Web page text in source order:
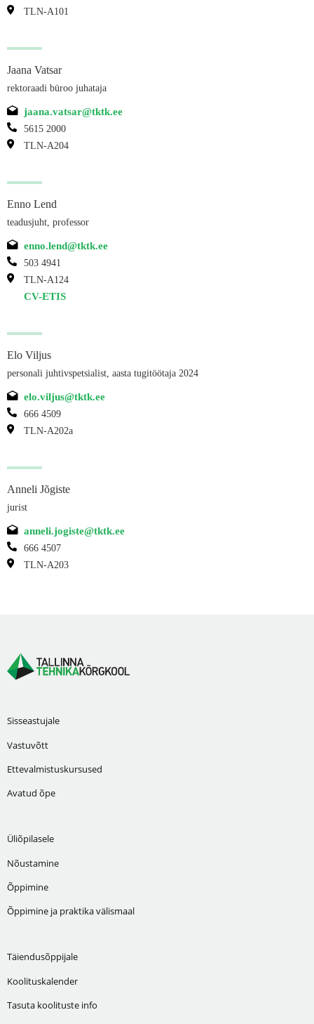
TLN-A101
Jaana Vatsar
rektoraadi büroo juhataja
jaana.vatsar@tktk.ee
5615 2000
TLN-A204
Enno Lend
teadusjuht, professor
enno.lend@tktk.ee
503 4941
TLN-A124
CV-ETIS
Elo Viljus
personali juhtivspetsialist, aasta tugitöötaja 2024
elo.viljus@tktk.ee
666 4509
TLN-A202a
Anneli Jõgiste
jurist
anneli.jogiste@tktk.ee
666 4507
TLN-A203
Sisseastujale
Vastuvõtt
Ettevalmistuskursused
Avatud õpe
Üliõpilasele
Nõustamine
Õppimine
Õppimine ja praktika välismaal
Täiendusõppijale
Koolituskalender
Tasuta koolituste info